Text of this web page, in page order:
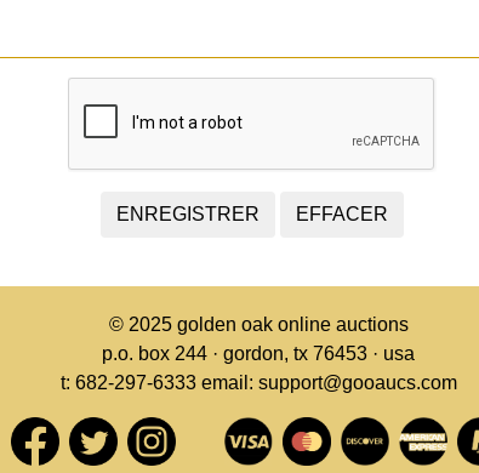
© 2025 golden oak online auctions
p.o. box 244 · gordon, tx 76453 · usa
t: 682-297-6333 email: support@gooaucs.com